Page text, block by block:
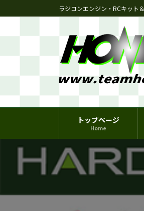
ン
ツ
ス
ビ
シ
ン
ラジコンエンジン・RCキット
トップページ
Home